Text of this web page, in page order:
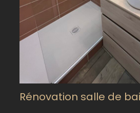
Rénovation salle de